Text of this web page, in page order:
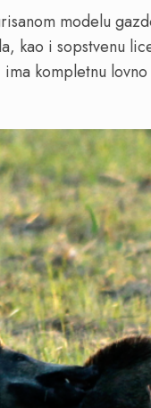
modelu
kao i sopstvenu
ima kompletnu